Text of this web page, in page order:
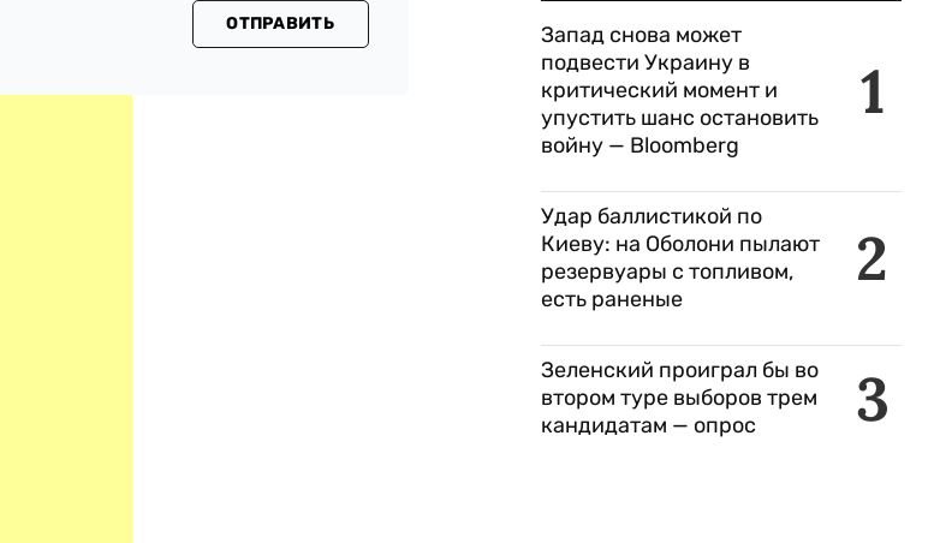
ОТПРАВИТЬ
1
Запад снова может
подвести Украину в
критический момент и
упустить шанс остановить
войну — Bloomberg
2
Удар баллистикой по
Киеву: на Оболони пылают
резервуары с топливом,
есть раненые
3
Зеленский проиграл бы во
втором туре выборов трем
кандидатам — опрос